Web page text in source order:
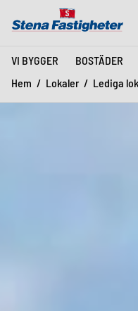
VI BYGGER BOSTÄDER
Hem Lokaler Lediga